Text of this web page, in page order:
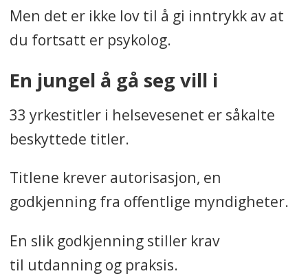
psykologene fra 2024 fordi disse
sakene er så ferske.
I perioden 2018-2023 finner vi i
avskiltede psykologene på ulike
nettsider under den beskyttede
tittelen «psykolog».
I overkant av 77 prosent av de
psykologene som har tapt
autorisasjonen presenterer seg
Men det er ikke lov til å gi inntrykk av at
du fortsatt er psykolog.
En jungel å gå seg vill i
33 yrkestitler i helsevesenet er såkalte
beskyttede titler.
Titlene krever autorisasjon, en
godkjenning fra offentlige myndigheter.
En slik godkjenning stiller krav
til utdanning og praksis.